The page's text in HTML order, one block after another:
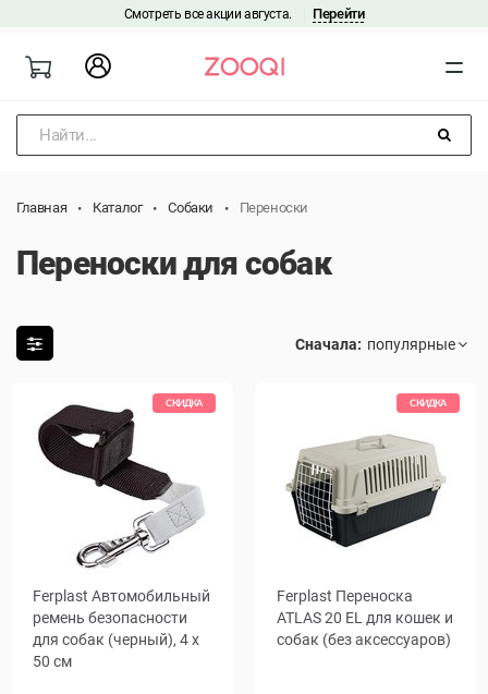
Смотреть все акции августа. Перейти
Найти...
Главная Каталог Собаки Переноски
Переноски для собак
Сначала:
СКИДКА
Ferplast Автомобильный
ремень безопасности
для собак (черный), 4 x
50 см
СКИДКА
Ferplast Переноска
ATLAS 20 EL для кошек и
собак (без аксессуаров)